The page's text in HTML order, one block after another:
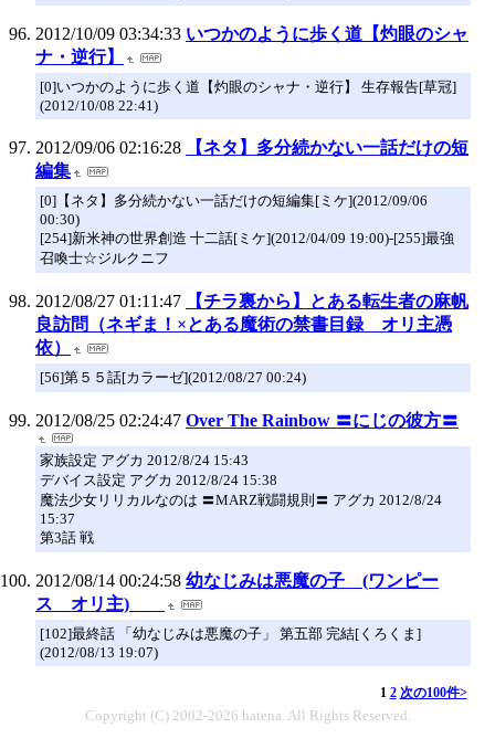
2012/10/09 03:34:33 いつかのように歩く道【灼眼のシャ
ナ・逆行】
[0]いつかのように歩く道【灼眼のシャナ・逆行】 生存報告[草冠]
(2012/10/08 22:41)
2012/09/06 02:16:28
【ネタ】多分続かない一話だけの短
編集
[0]【ネタ】多分続かない一話だけの短編集[ミケ](2012/09/06
00:30)
[254]新米神の世界創造 十二話[ミケ](2012/04/09 19:00)-[255]最強
召喚士☆ジルクニフ
2012/08/27 01:11:47
【チラ裏から】とある転生者の麻帆
良訪問（ネギま！×とある魔術の禁書目録 オリ主憑
依）
[56]第５５話[カラーゼ](2012/08/27 00:24)
2012/08/25 02:24:47 Over The Rainbow 〓にじの彼方〓
家族設定 アグカ 2012/8/24 15:43
デバイス設定 アグカ 2012/8/24 15:38
魔法少女リリカルなのは 〓MARZ戦闘規則〓 アグカ 2012/8/24
15:37
第3話 戦
2012/08/14 00:24:58 幼なじみは悪魔の子 (ワンピー
ス オリ主)
[102]最終話 「幼なじみは悪魔の子」 第五部 完結[くろくま]
(2012/08/13 19:07)
1 2 次の100件>
Copyright (C) 2002-2026 hatena. All Rights Reserved.